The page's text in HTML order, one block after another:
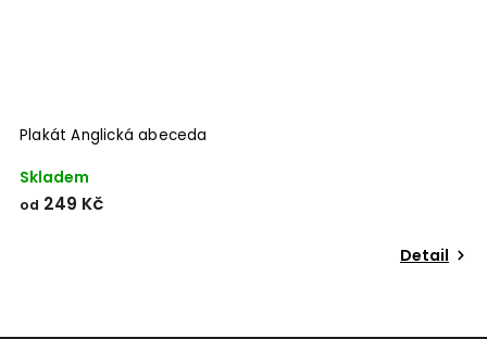
Plakát Anglická abeceda
Skladem
od 249 Kč
Detail